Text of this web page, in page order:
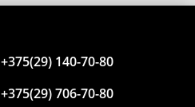
+375(29) 140-70-80
+375(29) 706-70-80